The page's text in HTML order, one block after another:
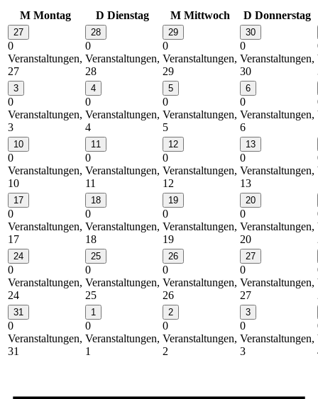
M Montag D Dienstag M Mittwoch D Donnerstag
27
0
Veranstaltungen,
27
28
0
Veranstaltungen,
28
29
0
Veranstaltungen,
29
30
0
Veranstaltungen,
30
3
0
Veranstaltungen,
3
4
0
Veranstaltungen,
4
5
0
Veranstaltungen,
5
6
0
Veranstaltungen,
6
10
0
Veranstaltungen,
10
11
0
Veranstaltungen,
11
12
0
Veranstaltungen,
12
13
0
Veranstaltungen,
13
17
0
Veranstaltungen,
17
18
0
Veranstaltungen,
18
19
0
Veranstaltungen,
19
20
0
Veranstaltungen,
20
24
0
Veranstaltungen,
24
25
0
Veranstaltungen,
25
26
0
Veranstaltungen,
26
27
0
Veranstaltungen,
27
31
0
Veranstaltungen,
31
1
0
Veranstaltungen,
1
2
0
Veranstaltungen,
2
3
0
Veranstaltungen,
3